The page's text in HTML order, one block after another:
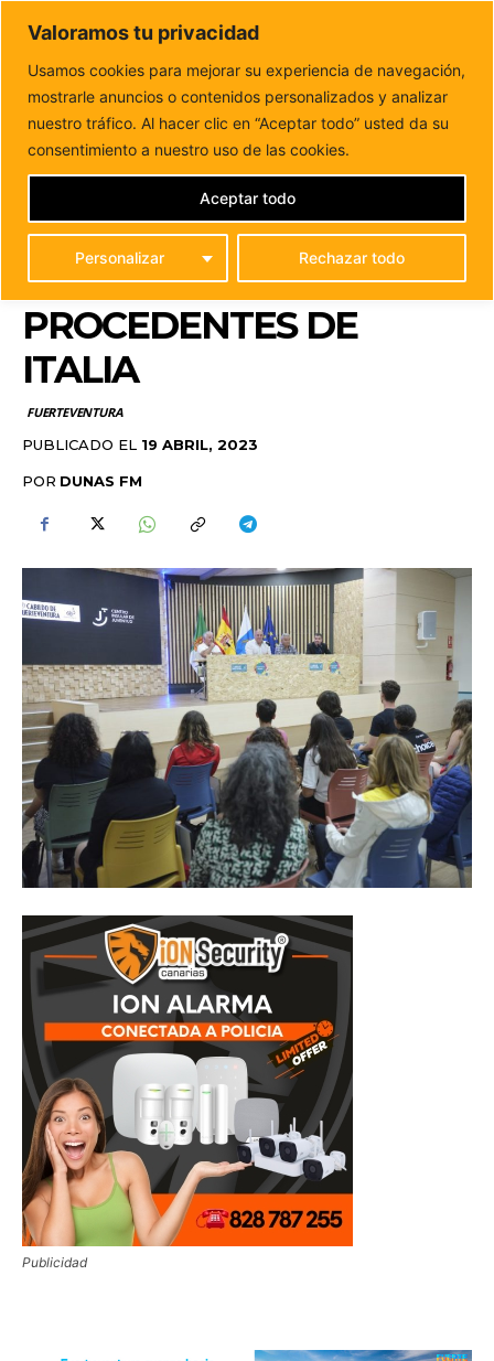
Valoramos tu privacidad
Usamos cookies para mejorar su experiencia de navegación,
mostrarle anuncios o contenidos personalizados y analizar
nuestro tráfico. Al hacer clic en “Aceptar todo” usted da su
consentimiento a nuestro uso de las cookies.
Personalizar Rechazar todo
Aceptar todo
DUNAS FM
Tu informacion de forma cercana
Inicio FUERTEVENTURA
El Cabildo de Fuerteventura
recibe a estudiantes de Erasmus procedentes de Italia
EL CABILDO DE
FUERTEVENTURA
RECIBE A ESTUDIANTES
DE ERASMUS
PROCEDENTES DE
ITALIA
FUERTEVENTURA
PUBLICADO EL 19 ABRIL, 2023
POR DUNAS FM
Publicidad